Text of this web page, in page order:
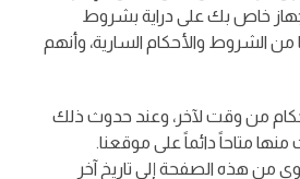
خاص بك على دراية بشروط
الشروط والأحكام السارية، وأنهم
من وقت لآخر، وعند حدوث ذلك
متاحاً دائماً على موقعنا.
من هذه الصفحة إلى تاريخ آخر